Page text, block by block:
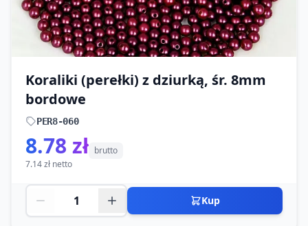
Koraliki (perełki) z dziurką, śr. 8mm
bordowe
PER8-060
8.78 zł brutto
7.14 zł netto
Kup